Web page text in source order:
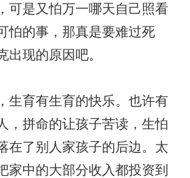
可是又怕万一哪天自己照看
怕的事，那真是要难过死
出现的原因吧。
生育有生育的快乐。也许有
，拼命的让孩子苦读，生怕
在了别人家孩子的后边。太
家中的大部分收入都投资到